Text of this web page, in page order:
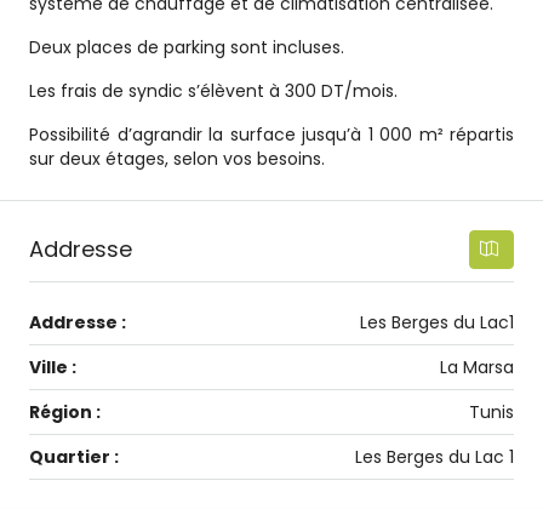
Deux places de parking sont incluses.
Les frais de syndic s’élèvent à 300 DT/mois.
Possibilité d’agrandir la surface jusqu’à 1 000 m² répartis
sur deux étages, selon vos besoins.
Addresse
Addresse :
Les Berges du Lac1
Ville :
La Marsa
Région :
Tunis
Quartier :
Les Berges du Lac 1